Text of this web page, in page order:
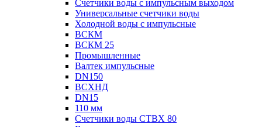
Счетчики воды с импульсным выходом
Универсальные счетчики воды
Холодной воды с импульсные
ВСКМ
ВСКМ 25
Промышленные
Валтек импульсные
DN150
ВСХНД
DN15
110 мм
Счетчики воды СТВХ 80